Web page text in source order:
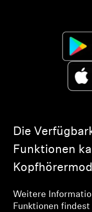
Innovationen
Professionell
Die
Funktionen
Weitere
Funktionen